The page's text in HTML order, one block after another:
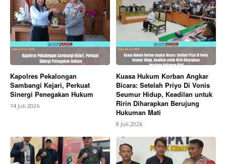
Kapolres Pekalongan
Sambangi Kejari, Perkuat
Sinergi Penegakan Hukum
14 Juli 2026
Kuasa Hukum Korban Angkar
Bicara: Setelah Priyo Di Vonis
Seumur Hidup, Keadilan untuk
Ririn Diharapkan Berujung
Hukuman Mati
8 Juli 2026